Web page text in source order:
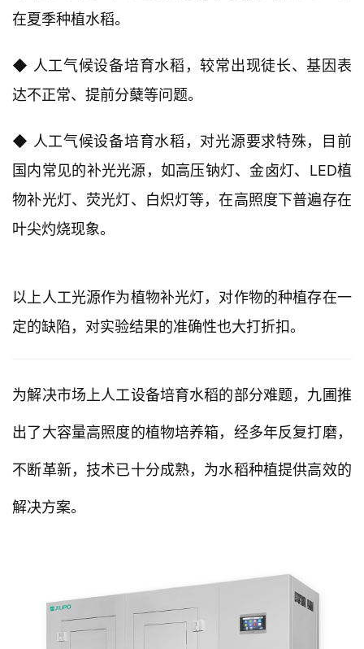
在夏季种植水稻。
◆ 人工气候设备培育水稻，较常出现徒长、基因表
达不正常、提前分蘖等问题。
◆ 人工气候设备培育水稻，对光源要求特殊，目前
国内常见的补光光源，如高压钠灯、金卤灯、LED植
物补光灯、荧光灯、白炽灯等，在高照度下普遍存在
叶尖灼烧现象。
以上人工光源作为植物补光灯，对作物的种植存在一
定的缺陷，对实验结果的准确性也大打折扣。
为解决市场上人工设备培育水稻的部分难题，九圃推
出了大容量高照度的植物培养箱，经多年反复打磨，
不断革新，技术已十分成熟，为水稻种植提供高效的
解决方案。